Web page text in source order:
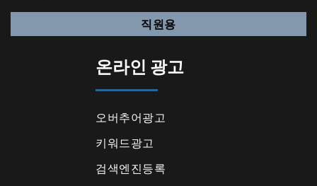
직원용
온라인 광고
오버추어광고
키워드광고
검색엔진등록